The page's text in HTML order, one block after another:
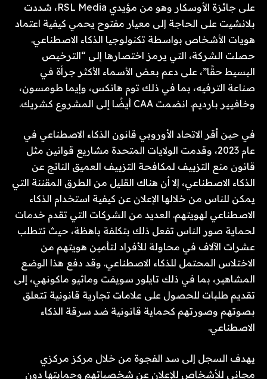
على جائزة الأوسكار وهو من مؤيدي RSL Media، شددت
بلانشيت على الحاجة إلى معيار مفتوح يحمي كيفية اعتماد
هويات الأشخاص بواسطة تكنولوجيا الذكاء الاصطناعي.
حصلت الشركة، التي يرمز اختصارها إلى “الترخيص
البسيط حقًا”، على دعم بعض الأسماء الأكثر جرأة في
صناعة الترفيه، بما في ذلك توم هانكس، وإيما طومسون،
وخافيير بارديم. انضمت CAA أيضًا إلى المشروع كشريك.
في حين أقر الاتحاد الأوروبي قانون الذكاء الاصطناعي في
عام 2023، وقدمت الولايات المتحدة مشاريع قوانين مثل
قانون منع التزييف لمكافحة التزييف العميق الناتج عن
الذكاء الاصطناعي، إلا أن هناك القليل من الطرق المقننة التي
يمكن للناس من خلالها الإعلان عن كيفية استخدام الذكاء
الاصطناعي لهويتهم. العديد من الشركات التي تقدم خدمات
لحماية صور الناس تفعل ذلك بتكلفة باهظة، حيث تتطلب
عشرات الآلاف في محاولة للأفراد لتأمين هويتهم من
الاختلاس المحتمل للذكاء الاصطناعي. وقد دفع هذا الوضع
المشاهير، بما في ذلك تايلور سويفت وماثيو ماكونهي، إلى
تقديم طلبات للحصول على علامات تجارية قانونية تتعلق
بصوتهم وصورتهم كحماية قانونية ضد سرقة الذكاء
الاصطناعي.
يهدف السجل إلى سد الفجوة من خلال مركز مركزي
مجاني للأشخاص للإعلان عن شخصياتهم وحمايتها دون